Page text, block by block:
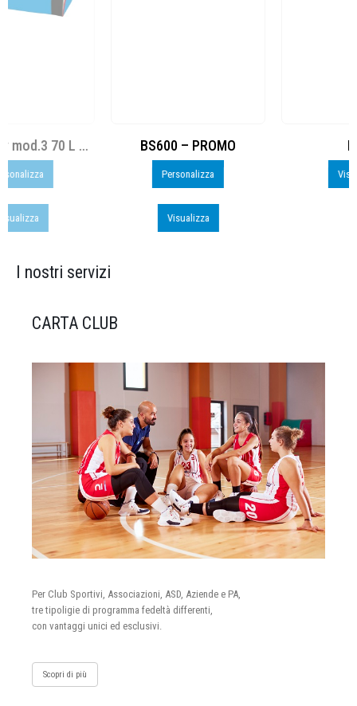
BS600 – PROMO
I nostri servizi
CARTA CLUB
Per Club Sportivi, Associazioni, ASD, Aziende e PA,
tre tipoligie di programma fedeltà differenti,
con vantaggi unici ed esclusivi.
Scopri di più